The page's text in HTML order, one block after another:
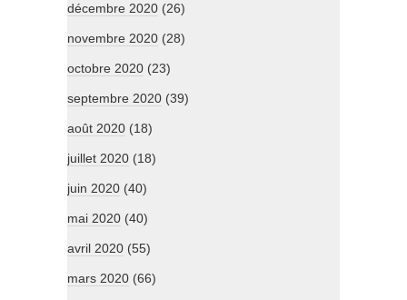
décembre 2020 (26)
novembre 2020 (28)
octobre 2020 (23)
septembre 2020 (39)
août 2020 (18)
juillet 2020 (18)
juin 2020 (40)
mai 2020 (40)
avril 2020 (55)
mars 2020 (66)